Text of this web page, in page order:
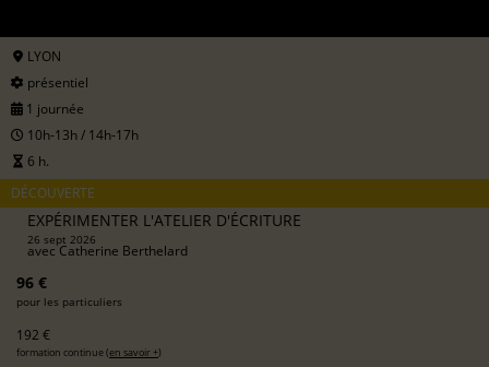
LYON
présentiel
1 journée
10h-13h / 14h-17h
6 h.
DÉCOUVERTE
EXPÉRIMENTER L'ATELIER D'ÉCRITURE
26 sept 2026
avecCatherine Berthelard
96 €
pour les particuliers
192 €
formation continue (en savoir +)